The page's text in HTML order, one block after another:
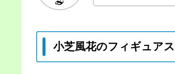
小芝風花のフィギュア